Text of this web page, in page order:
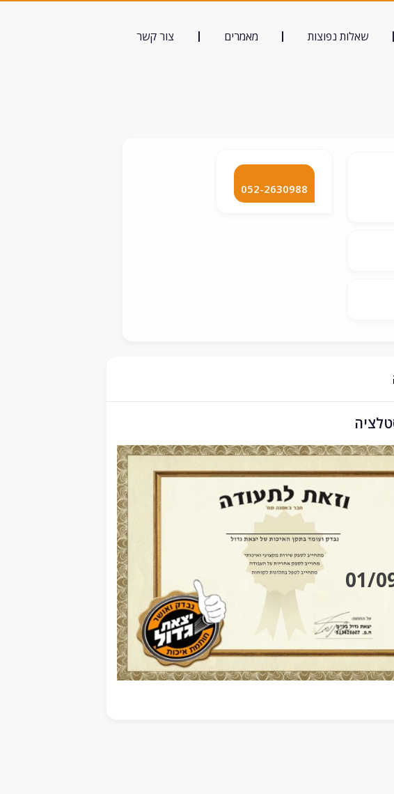
שאלות נפוצות מאמרים צור קשר
052-2630988